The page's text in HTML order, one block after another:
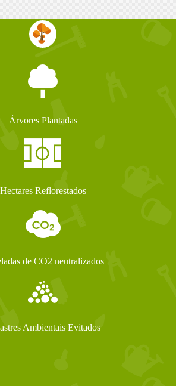
Árvores Plantadas
Hectares Reflorestados
de CO2 neutralizados
Ambientais Evitados